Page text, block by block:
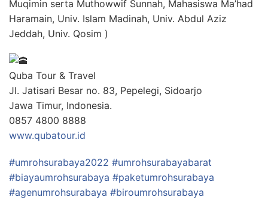
Muqimin serta Muthowwif Sunnah, Mahasiswa Ma’had
Haramain, Univ. Islam Madinah, Univ. Abdul Aziz
Jeddah, Univ. Qosim )
Quba Tour & Travel
Jl. Jatisari Besar no. 83, Pepelegi, Sidoarjo
Jawa Timur, Indonesia.
0857 4800 8888
www.qubatour.id
#umrohsurabaya2022 #umrohsurabayabarat
#biayaumrohsurabaya #paketumrohsurabaya
#agenumrohsurabaya #biroumrohsurabaya